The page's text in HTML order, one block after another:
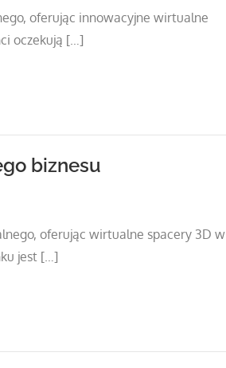
oferując innowacyjne wirtualne
oczekują […]
biznesu
oferując wirtualne spacery 3D w
jest […]